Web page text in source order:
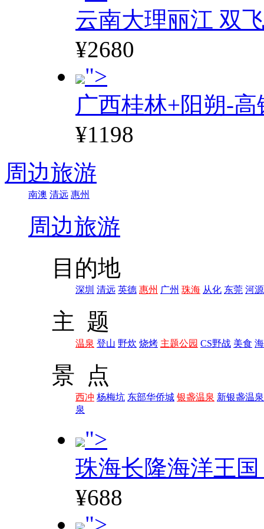
云南大理丽江 双
¥2680
">
广西桂林+阳朔-高
¥1198
周边旅游
南澳 清远 惠州
周边旅游
目的地
深圳 清远 英德 惠州 广州 珠海 从化 东莞 河源
主 题
温泉 登山 野炊 烧烤 主题公园 CS野战 美食
景 点
西冲 杨梅坑 东部华侨城 银盏温泉 新银盏温泉
泉
">
珠海长隆海洋王
¥688